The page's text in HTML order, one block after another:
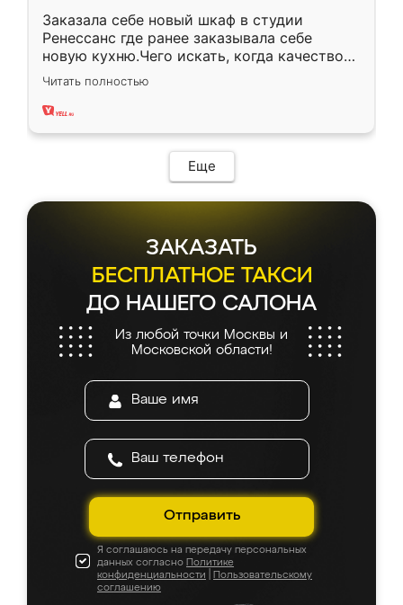
Заказала себе новый шкаф в студии
Ренессанс где ранее заказывала себе
новую кухню.Чего искать, когда качеством
вполне довольна. Служит кухня уже почти
два года, нареканий нет.
Читать полностью
Еще
ЗАКАЗАТЬ
БЕСПЛАТНОЕ ТАКСИ
ДО НАШЕГО САЛОНА
Из любой точки Москвы и
Московской области!
Отправить
Я соглашаюсь на передачу персональных
данных согласно Политике
конфиденциальности
Пользовательскому
соглашению